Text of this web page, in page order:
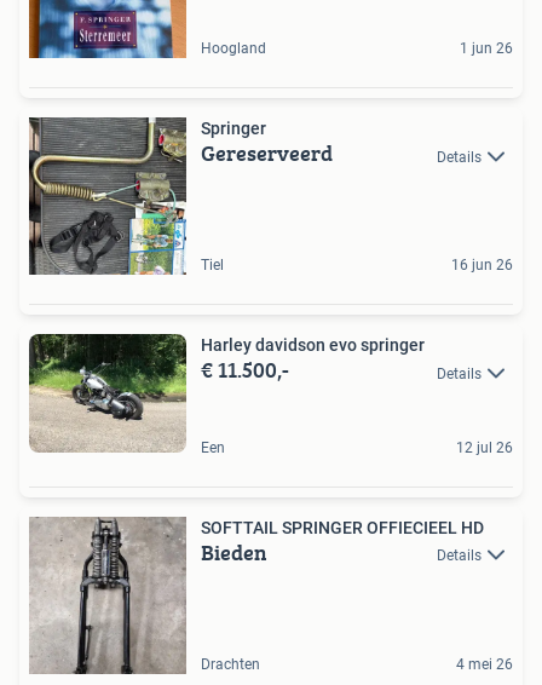
Hoogland 1 jun 26
Springer
Gereserveerd Details
Tiel 16 jun 26
Harley davidson evo springer
€ 11.500,- Details
Een 12 jul 26
SOFTTAIL SPRINGER OFFIECIEEL HD
Bieden Details
Drachten 4 mei 26